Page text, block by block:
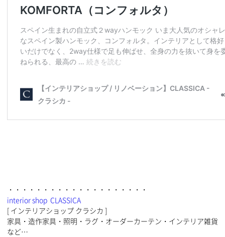
・・・・・・・・・・・・・・・・・・・・
interior shop CLASSICA
[ インテリアショップ クラシカ ]
家具・造作家具・照明・ラグ・オーダーカーテン・インテリア雑貨
など…